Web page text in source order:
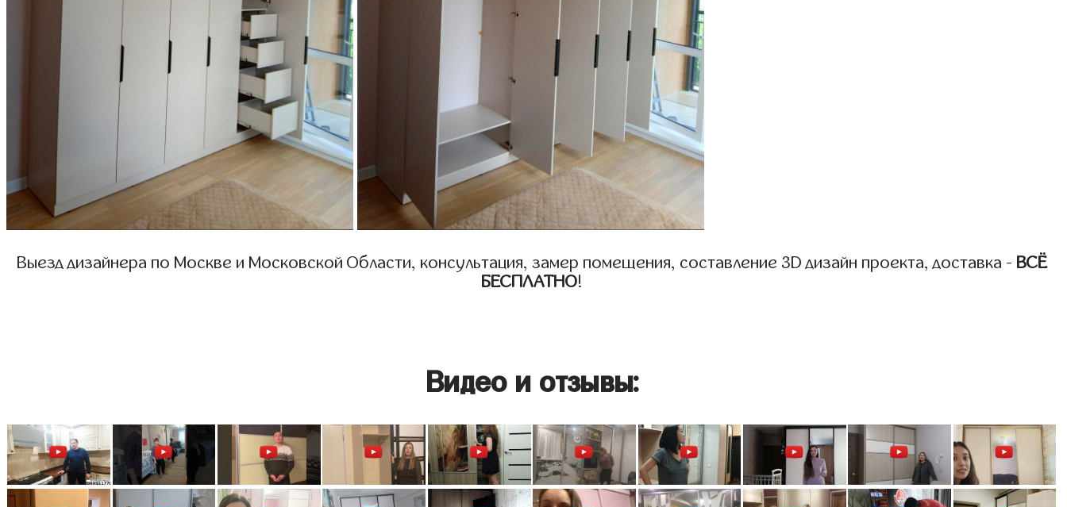
Выезд дизайнера по Москве и Московской Области, консультация, замер помещения, составление 3D дизайн проекта, доставка - ВСЁ
БЕСПЛАТНО!
Видео и отзывы: